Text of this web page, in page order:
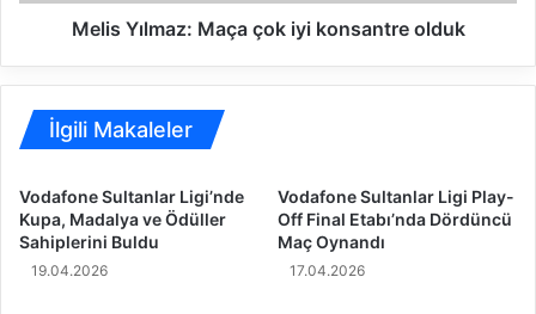
n
e
E
r
a
ç
ç
o
k
Melis Yılmaz: Maça çok iyi konsantre olduk
İlgili Makaleler
Vodafone Sultanlar Ligi’nde
Kupa, Madalya ve Ödüller
Sahiplerini Buldu
19.04.2026
Vodafone Sultanlar Ligi Play-
Off Final Etabı’nda Dördüncü
Maç Oynandı
17.04.2026